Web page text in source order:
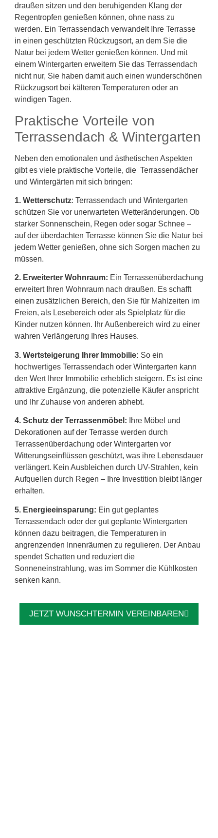
draußen sitzen und den beruhigenden Klang der
Regentropfen genießen können, ohne nass zu
werden. Ein Terrassendach verwandelt Ihre Terrasse
in einen geschützten Rückzugsort, an dem Sie die
Natur bei jedem Wetter genießen können. Und mit
einem Wintergarten erweitern Sie das Terrassendach
nicht nur, Sie haben damit auch einen wunderschönen
Rückzugsort bei kälteren Temperaturen oder an
windigen Tagen.
Praktische Vorteile von
Terrassendach & Wintergarten
Neben den emotionalen und ästhetischen Aspekten
gibt es viele praktische Vorteile, die Terrassendächer
und Wintergärten mit sich bringen:
1. Wetterschutz: Terrassendach und Wintergarten
schützen Sie vor unerwarteten Wetteränderungen. Ob
starker Sonnenschein, Regen oder sogar Schnee –
auf der überdachten Terrasse können Sie die Natur bei
jedem Wetter genießen, ohne sich Sorgen machen zu
müssen.
2. Erweiterter Wohnraum: Ein Terrassenüberdachung
erweitert Ihren Wohnraum nach draußen. Es schafft
einen zusätzlichen Bereich, den Sie für Mahlzeiten im
Freien, als Lesebereich oder als Spielplatz für die
Kinder nutzen können. Ihr Außenbereich wird zu einer
wahren Verlängerung Ihres Hauses.
3. Wertsteigerung Ihrer Immobilie: So ein
hochwertiges Terrassendach oder Wintergarten kann
den Wert Ihrer Immobilie erheblich steigern. Es ist eine
attraktive Ergänzung, die potenzielle Käufer anspricht
und Ihr Zuhause von anderen abhebt.
4. Schutz der Terrassenmöbel: Ihre Möbel und
Dekorationen auf der Terrasse werden durch
Terrassenüberdachung oder Wintergarten vor
Witterungseinflüssen geschützt, was ihre Lebensdauer
verlängert. Kein Ausbleichen durch UV-Strahlen, kein
Aufquellen durch Regen – Ihre Investition bleibt länger
erhalten.
5. Energieeinsparung: Ein gut geplantes
Terrassendach oder der gut geplante Wintergarten
können dazu beitragen, die Temperaturen in
angrenzenden Innenräumen zu regulieren. Der Anbau
spendet Schatten und reduziert die
Sonneneinstrahlung, was im Sommer die Kühlkosten
senken kann.
JETZT WUNSCHTERMIN VEREINBAREN